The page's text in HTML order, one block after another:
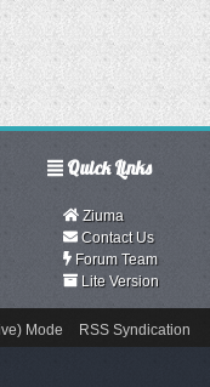
Quick Links
Ziuma
Contact Us
Forum Team
Lite Version
Mode RSS Syndication